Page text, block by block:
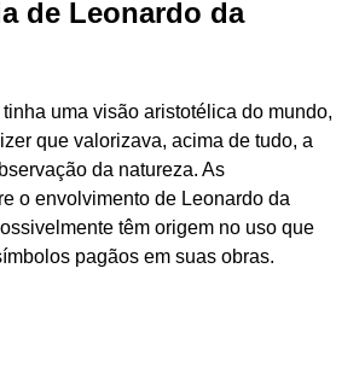
de Leonardo da
uma visão aristotélica do mundo,
que valorizava, acima de tudo, a
da natureza. As
o envolvimento de Leonardo da
têm origem no uso que
pagãos em suas obras.